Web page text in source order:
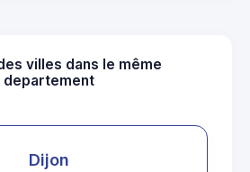
villes dans le même
departement
Dijon